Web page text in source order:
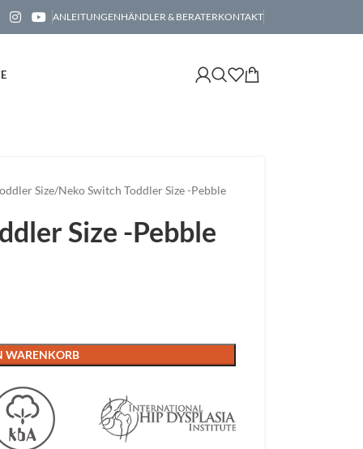
ANLEITUNGENHÄNDLER & BERATERKONTAKT
Size Neko Switch Toddler Size -Pebble
Size -Pebble
WARENKORB